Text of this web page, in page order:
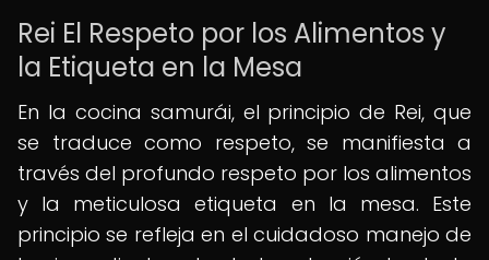
Rei El Respeto por los Alimentos y
la Etiqueta en la Mesa
En la cocina samurái, el principio de Rei, que
se traduce como respeto, se manifiesta a
través del profundo respeto por los alimentos
y la meticulosa etiqueta en la mesa. Este
principio se refleja en el cuidadoso manejo de